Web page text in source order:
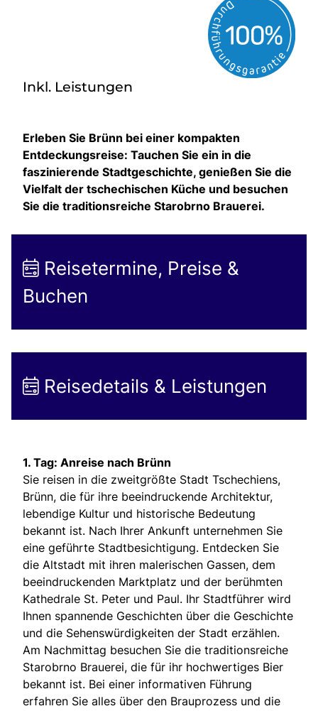
Inkl. Leistungen
Erleben Sie Brünn bei einer kompakten
Entdeckungsreise: Tauchen Sie ein in die
faszinierende Stadtgeschichte, genießen Sie die
Vielfalt der tschechischen Küche und besuchen
Sie die traditionsreiche Starobrno Brauerei.
Reisetermine, Preise &
Buchen
Reisedetails & Leistungen
1. Tag: Anreise nach Brünn
Sie reisen in die zweitgrößte Stadt Tschechiens,
Brünn, die für ihre beeindruckende Architektur,
lebendige Kultur und historische Bedeutung
bekannt ist. Nach Ihrer Ankunft unternehmen Sie
eine geführte Stadtbesichtigung. Entdecken Sie
die Altstadt mit ihren malerischen Gassen, dem
beeindruckenden Marktplatz und der berühmten
Kathedrale St. Peter und Paul. Ihr Stadtführer wird
Ihnen spannende Geschichten über die Geschichte
und die Sehenswürdigkeiten der Stadt erzählen.
Am Nachmittag besuchen Sie die traditionsreiche
Starobrno Brauerei, die für ihr hochwertiges Bier
bekannt ist. Bei einer informativen Führung
erfahren Sie alles über den Brauprozess und die